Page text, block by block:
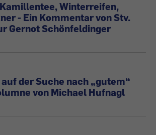
Winterreifen,
- Ein Kommentar von Stv.
Gernot Schönfeldinger
der Suche nach „gutem“
von Michael Hufnagl